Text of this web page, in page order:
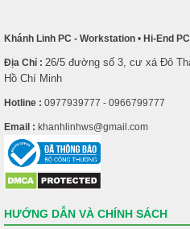
Khánh Linh PC - Workstation • Hi-End
Địa Chỉ : 26/5 đường số 3, cư xá Đô
Hồ Chí Minh
Hotline : 0977939777 - 0966799777
Email : khanhlinhws@gmail.com
HƯỚNG DẪN VÀ CHÍNH SÁCH